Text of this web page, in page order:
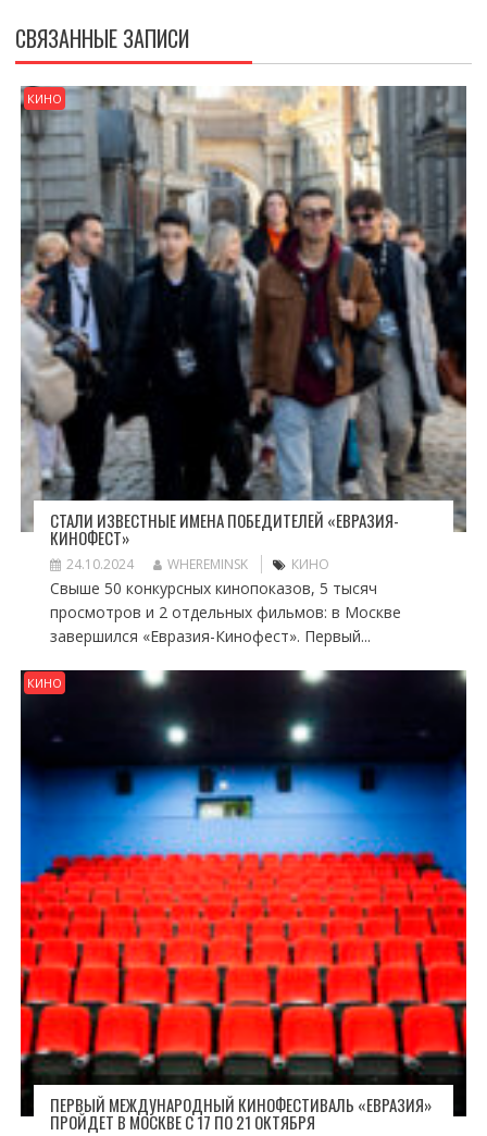
СВЯЗАННЫЕ ЗАПИСИ
КИНО
СТАЛИ ИЗВЕСТНЫЕ ИМЕНА ПОБЕДИТЕЛЕЙ «ЕВРАЗИЯ-
КИНОФЕСТ»
24.10.2024 WHEREMINSK КИНО
Свыше 50 конкурсных кинопоказов, 5 тысяч
просмотров и 2 отдельных фильмов: в Москве
завершился «Евразия-Кинофест». Первый...
КИНО
ПЕРВЫЙ МЕЖДУНАРОДНЫЙ КИНОФЕСТИВАЛЬ «ЕВРАЗИЯ»
ПРОЙДЕТ В МОСКВЕ С 17 ПО 21 ОКТЯБРЯ